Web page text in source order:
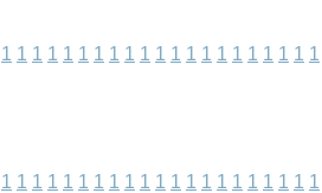
1 1 1 1 1 1 1 1 1 1 1 1 1 1 1 1 1 1 1 1 1
1 1 1 1 1 1 1 1 1 1 1 1 1 1 1 1 1 1 1 1 1